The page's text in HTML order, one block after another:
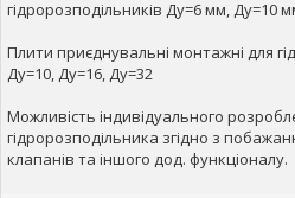
гідророзподільників Ду=6 мм, Ду=10
Плити приєднувальні монтажні для
Ду=10, Ду=16, Ду=32
Можливість індивідуального
гідророзподільника згідно з
клапанів та іншого дод. функціоналу.